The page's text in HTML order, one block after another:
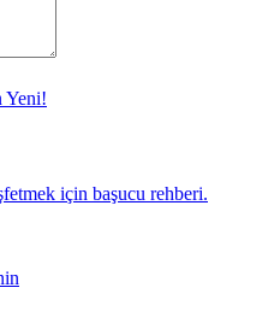
Yeni!
için başucu rehberi.